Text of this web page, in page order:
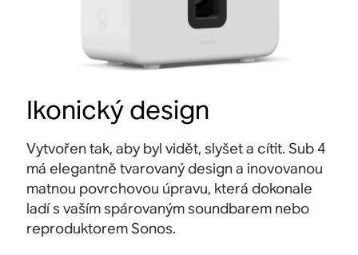
Ikonický design
Vytvořen tak, aby byl vidět, slyšet a cítit. Sub 4
má elegantně tvarovaný design a inovovanou
matnou povrchovou úpravu, která dokonale
ladí s vaším spárovaným soundbarem nebo
reproduktorem Sonos.